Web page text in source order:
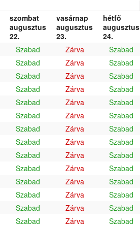
szombat
augusztus
22.
vasárnap
augusztus
23.
hétfő
augusztus
24.
Szabad Zárva
Szabad
Szabad Zárva
Szabad
Szabad Zárva
Szabad
Szabad Zárva
Szabad
Szabad Zárva
Szabad
Szabad Zárva
Szabad
Szabad Zárva
Szabad
Szabad Zárva
Szabad
Szabad Zárva
Szabad
Szabad Zárva
Szabad
Szabad Zárva
Szabad
Szabad Zárva
Szabad
Szabad Zárva
Szabad
Szabad Zárva
Szabad